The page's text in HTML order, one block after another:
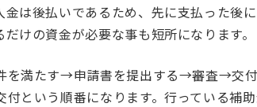
は後払いであるため、先に支払った後
けの資金が必要な事も短所になります。
を満たす→申請書を提出する→審査→交
という順番になります。行っている補